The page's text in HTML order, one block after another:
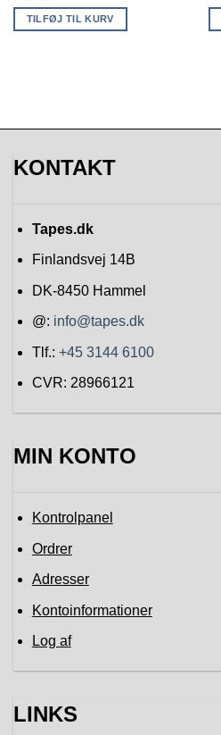
TILFØJ TIL KURV
KONTAKT
Tapes.dk
Finlandsvej 14B
DK-8450 Hammel
@: info@tapes.dk
Tlf.: +45 3144 6100
CVR: 28966121
MIN KONTO
Kontrolpanel
Ordrer
Adresser
Kontoinformationer
Log af
LINKS